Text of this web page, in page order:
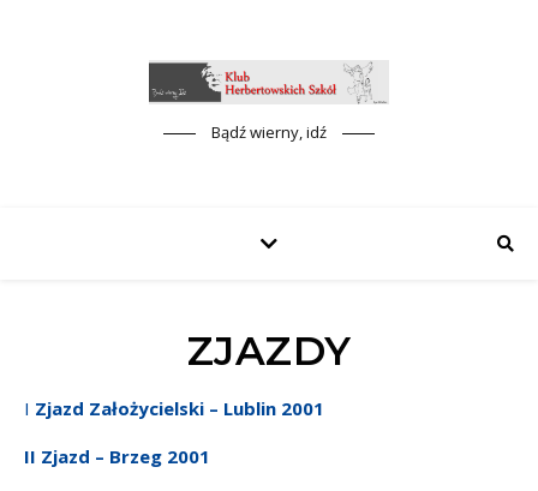
Bądź wierny, idź
ZJAZDY
I Zjazd Założycielski – Lublin 2001
II Zjazd – Brzeg 2001